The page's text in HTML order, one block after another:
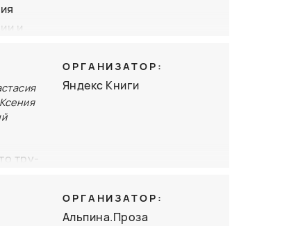
и
тру-
ОРГАНИЗАТОР:
Яндекс Книги
ОРГАНИЗАТОР:
Альпина.Проза